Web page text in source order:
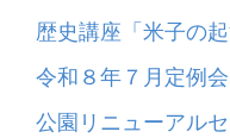
歴史講座「米子の
令和８年７月定例
公園リニューアル